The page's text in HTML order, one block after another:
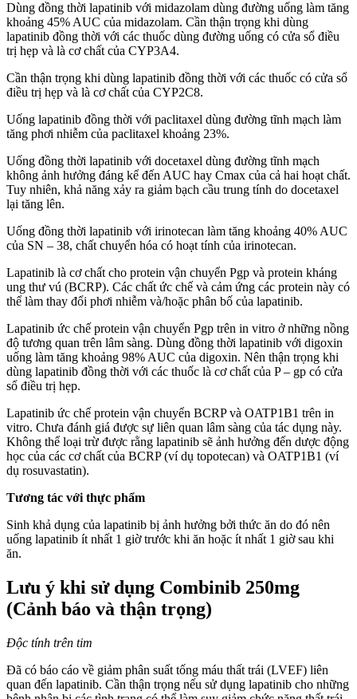
Dùng đồng thời lapatinib với midazolam dùng đường uống làm tăng
khoảng 45% AUC của midazolam. Cần thận trọng khi dùng
lapatinib đồng thời với các thuốc dùng đường uống có cửa sổ điều
trị hẹp và là cơ chất của CYP3A4.
Cần thận trọng khi dùng lapatinib đồng thời với các thuốc có cửa sổ
điều trị hẹp và là cơ chất của CYP2C8.
Uống lapatinib đồng thời với paclitaxel dùng đường tĩnh mạch làm
tăng phơi nhiễm của paclitaxel khoảng 23%.
Uống đồng thời lapatinib với docetaxel dùng đường tĩnh mạch
không ảnh hưởng đáng kể đến AUC hay Cmax của cả hai hoạt chất.
Tuy nhiên, khả năng xảy ra giảm bạch cầu trung tính do docetaxel
lại tăng lên.
Uống đồng thời lapatinib với irinotecan làm tăng khoảng 40% AUC
của SN – 38, chất chuyển hóa có hoạt tính của irinotecan.
Lapatinib là cơ chất cho protein vận chuyển Pgp và protein kháng
ung thư vú (BCRP). Các chất ức chế và cảm ứng các protein này có
thể làm thay đổi phơi nhiễm và/hoặc phân bố của lapatinib.
Lapatinib ức chế protein vận chuyển Pgp trên in vitro ở những nồng
độ tương quan trên lâm sàng. Dùng đồng thời lapatinib với digoxin
uống làm tăng khoảng 98% AUC của digoxin. Nên thận trọng khi
dùng lapatinib đồng thời với các thuốc là cơ chất của P – gp có cửa
sổ điều trị hẹp.
Lapatinib ức chế protein vận chuyển BCRP và OATP1B1 trên in
vitro. Chưa đánh giá được sự liên quan lâm sàng của tác dụng này.
Không thể loại trừ được rằng lapatinib sẽ ảnh hưởng đến dược động
học của các cơ chất của BCRP (ví dụ topotecan) và OATP1B1 (ví
dụ rosuvastatin).
Tương tác với thực phẩm
Sinh khả dụng của lapatinib bị ảnh hưởng bởi thức ăn do đó nên
uống lapatinib ít nhất 1 giờ trước khi ăn hoặc ít nhất 1 giờ sau khi
ăn.
Lưu ý khi sử dụng Combinib 250mg
(Cảnh báo và thận trọng)
Độc tính trên tim
Đã có báo cáo về giảm phân suất tống máu thất trái (LVEF) liên
quan đến lapatinib. Cần thận trọng nếu sử dụng lapatinib cho những